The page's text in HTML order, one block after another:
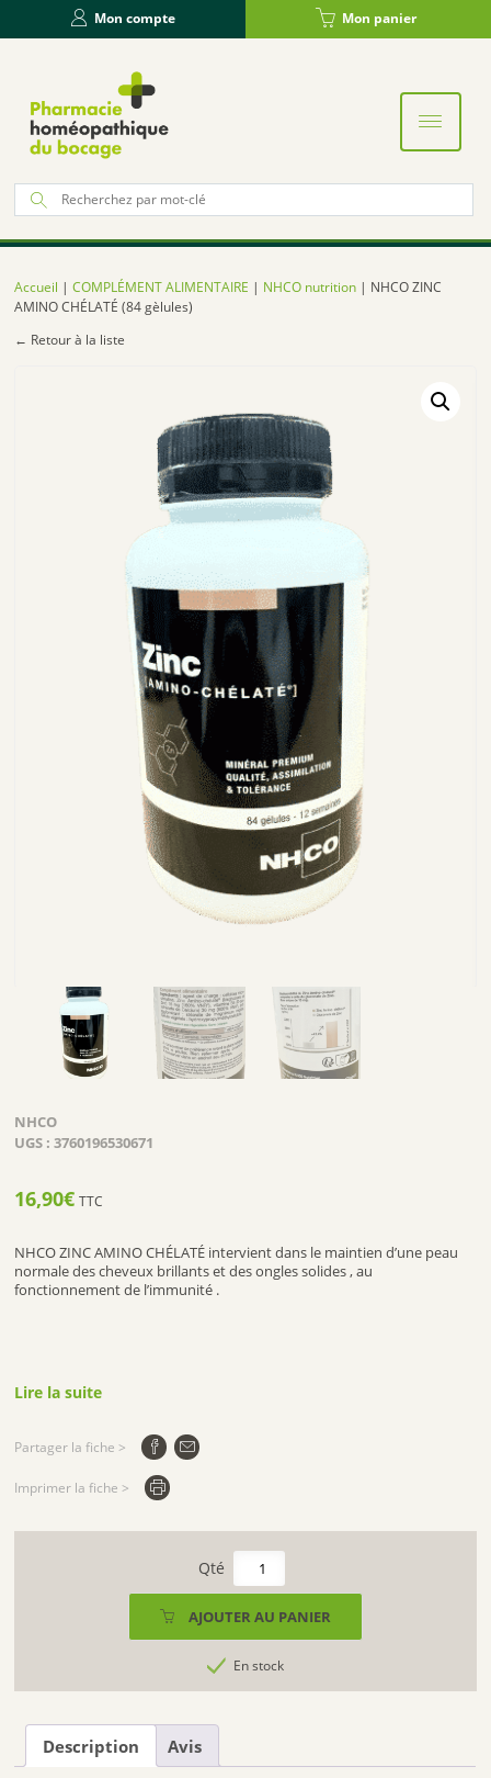
Mon compte Mon panier
:
Accueil |COMPLÉMENT ALIMENTAIRE | NHCO nutrition | NHCO ZINC
AMINO CHÉLATÉ (84 gèlules)
← Retour à la liste
NHCO
UGS :3760196530671
16,90€ TTC
NHCO ZINC AMINO CHÉLATÉ intervient dans le maintien d’une peau
normale des cheveux brillants et des ongles solides , au
fonctionnement de l’immunité .
Lire la suite
Partager la fiche >
Imprimer la fiche >
quantité
de
NHCO
AMINO
AJOUTER AU PANIER
En stock
Description Avis
Panneau de gestion des cookies